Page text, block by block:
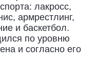
лакросс,
армрестлинг,
и баскетбол.
по уровню
и согласно его